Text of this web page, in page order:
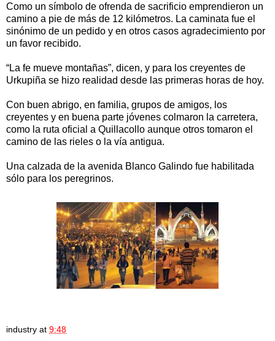
Como un símbolo de ofrenda de sacrificio emprendieron un
camino a pie de más de 12 kilómetros. La caminata fue el
sinónimo de un pedido y en otros casos agradecimiento por
un favor recibido.
“La fe mueve montañas”, dicen, y para los creyentes de
Urkupiña se hizo realidad desde las primeras horas de hoy.
Con buen abrigo, en familia, grupos de amigos, los
creyentes y en buena parte jóvenes colmaron la carretera,
como la ruta oficial a Quillacollo aunque otros tomaron el
camino de las rieles o la vía antigua.
Una calzada de la avenida Blanco Galindo fue habilitada
sólo para los peregrinos.
industry at 9:48